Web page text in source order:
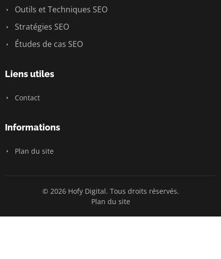
Outils et Techniques SEO
Stratégies SEO
Études de cas SEO
Liens utiles
Contact
Informations
Plan du site
© 2026 Hofy Digital. Tous droits réservés.
Plan du site